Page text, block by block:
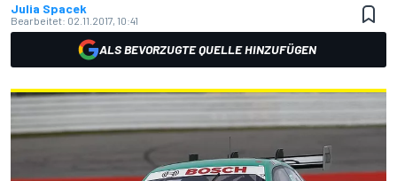
Julia Spacek
Bearbeitet: 02.11.2017, 10:41
ALS BEVORZUGTE QUELLE HINZUFÜGEN